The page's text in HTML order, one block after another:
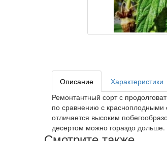
Описание Характеристики
Ремонтантный сорт с
по сравнению с красноплодными
отличается высоким
десертом можно гораздо дольше.